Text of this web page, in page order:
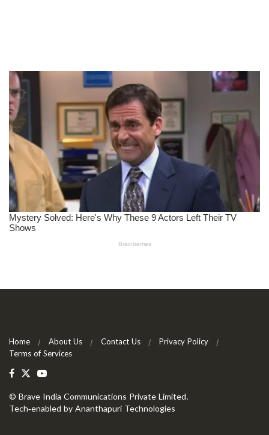
Home About Us Contact Us
Privacy Policy
Terms of Services
© Brave India Communications Private Limited.
Tech-enabled by Ananthapuri Technologies